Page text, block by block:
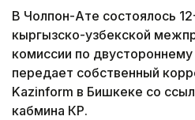
В Чолпон-Ате состоялось
кыргызско-узбекской
комиссии по
передает собственный
Kazinform в Бишкеке со
кабмина КР.